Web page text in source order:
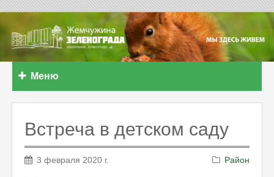
Меню
Встреча в детском саду
3 февраля 2020 г. Район